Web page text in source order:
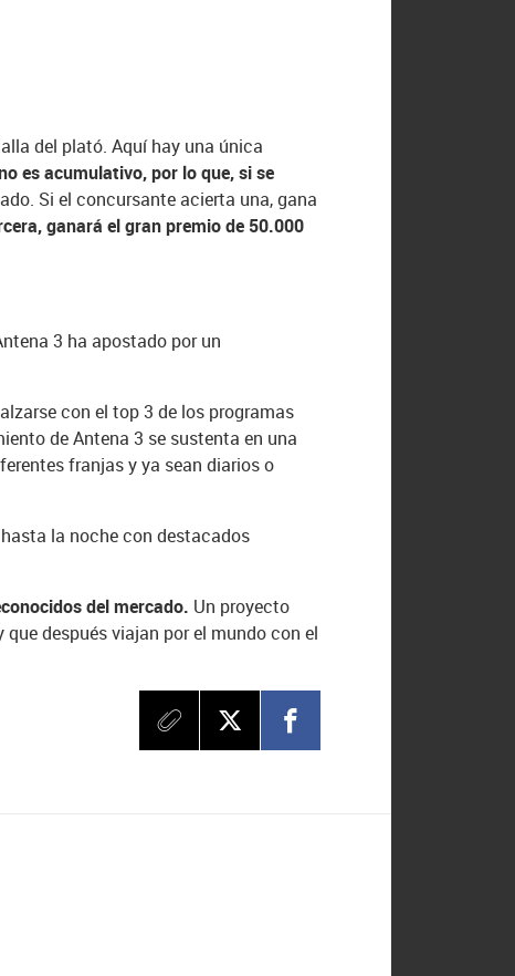
del plató. Aquí hay una única
es acumulativo, por lo que, si se
Si el concursante acierta una, gana
ganará el gran premio de 50.000
3 ha apostado por un
con el top 3 de los programas
de Antena 3 se sustenta en una
franjas y ya sean diarios o
la noche con destacados
del mercado. Un proyecto
después viajan por el mundo con el